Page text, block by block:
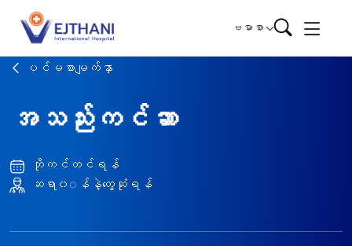
Skip to content
ဗမာစာ
ပင်မစာမျက်နှာ
အသည်းကင်ဆာ
ဘိုကင်တင်ရန်
ဆရာ၀◌န်နဲ့တွေ့ဆုံရန်